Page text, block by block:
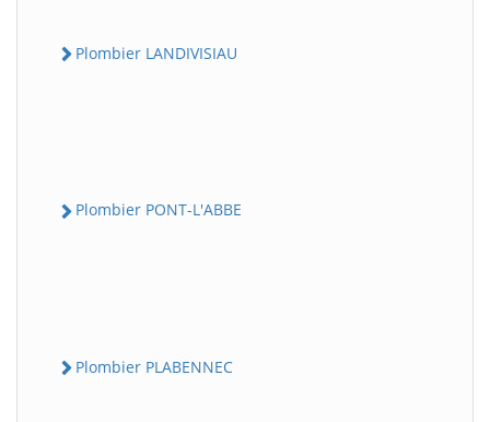
Plombier LANDIVISIAU
Plombier PONT-L'ABBE
Plombier PLABENNEC